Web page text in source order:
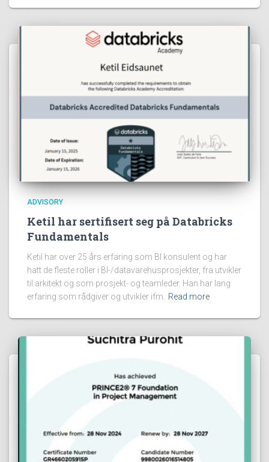
ADVISORY
Ketil har sertifisert seg på Databricks
Fundamentals
Ketil har over 25 års erfaring som BI konsulent og har
hatt de fleste roller i BI-/datavarehusprosjekter, fra utvikler
til arkitekt og som prosjekt- og teamleder. Han har lang
erfaring som rådgiver og utvikler ifm.
Read more